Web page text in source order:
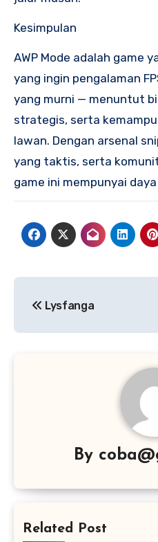
Kesimpulan
AWP Mode adalah game
yang ingin pengalaman
yang murni — menuntut
strategis, serta
lawan. Dengan arsenal
yang taktis, serta
game ini mempunyai
Lysfanga
By
Related Post